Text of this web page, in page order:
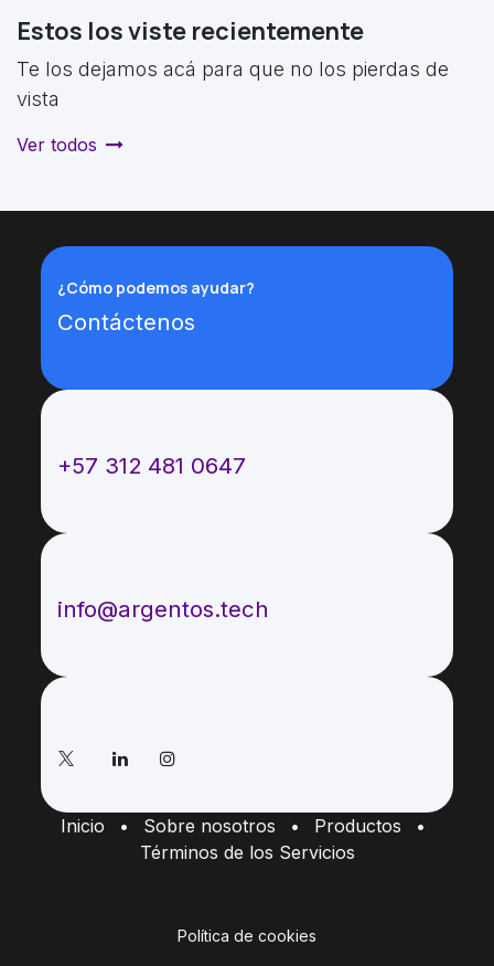
Estos los viste recientemente
Te los dejamos acá para que no los pierdas de
vista
Ver todos
¿Cómo podemos ayudar?
Contáctenos
+57 312 481 0647
info@argentos.tech
Inicio • Sobre nosotros • Productos
•
Términos de los Servicios
Política de cookies